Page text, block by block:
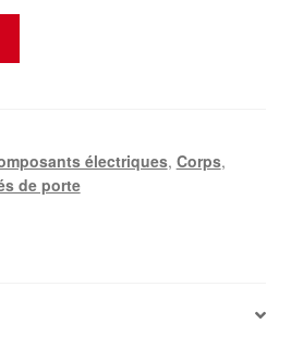
électriques, Corps,
de porte